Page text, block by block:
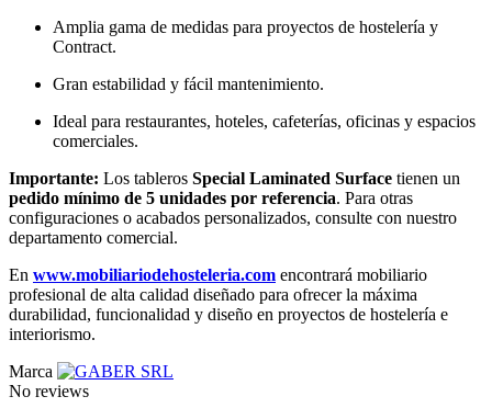
Amplia gama de medidas para proyectos de hostelería y
Contract.
Gran estabilidad y fácil mantenimiento.
Ideal para restaurantes, hoteles, cafeterías, oficinas y espacios
comerciales.
Importante: Los tableros Special Laminated Surface tienen un
pedido mínimo de 5 unidades por referencia. Para otras
configuraciones o acabados personalizados, consulte con nuestro
departamento comercial.
En www.mobiliariodehosteleria.com encontrará mobiliario
profesional de alta calidad diseñado para ofrecer la máxima
durabilidad, funcionalidad y diseño en proyectos de hostelería e
interiorismo.
Marca
No reviews